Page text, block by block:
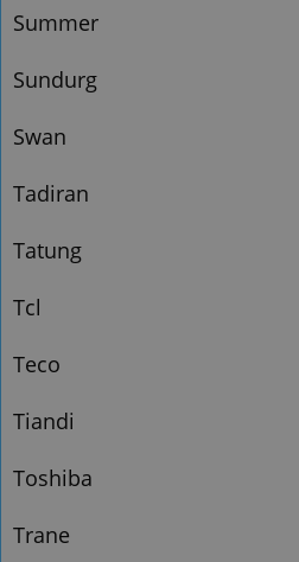
Summer
Sundurg
Swan
Tadiran
Tatung
Tcl
Teco
Tiandi
Toshiba
Trane